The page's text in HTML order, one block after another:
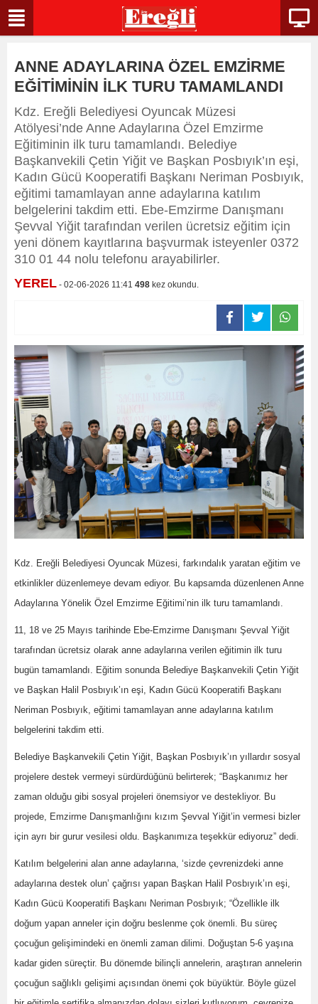
ANNE ADAYLARINA ÖZEL EMZİRME
EĞİTİMİNİN İLK TURU TAMAMLANDI
Kdz. Ereğli Belediyesi Oyuncak Müzesi
Atölyesi’nde Anne Adaylarına Özel Emzirme
Eğitiminin ilk turu tamamlandı. Belediye
Başkanvekili Çetin Yiğit ve Başkan Posbıyık’ın eşi,
Kadın Gücü Kooperatifi Başkanı Neriman Posbıyık,
eğitimi tamamlayan anne adaylarına katılım
belgelerini takdim etti. Ebe-Emzirme Danışmanı
Şevval Yiğit tarafından verilen ücretsiz eğitim için
yeni dönem kayıtlarına başvurmak isteyenler 0372
310 01 44 nolu telefonu arayabilirler.
YEREL - 02-06-2026 11:41 498 kez okundu.
Kdz. Ereğli Belediyesi Oyuncak Müzesi, farkındalık yaratan eğitim ve
etkinlikler düzenlemeye devam ediyor. Bu kapsamda düzenlenen Anne
Adaylarına Yönelik Özel Emzirme Eğitimi’nin ilk turu tamamlandı.
11, 18 ve 25 Mayıs tarihinde Ebe-Emzirme Danışmanı Şevval Yiğit
tarafından ücretsiz olarak anne adaylarına verilen eğitimin ilk turu
bugün tamamlandı. Eğitim sonunda Belediye Başkanvekili Çetin Yiğit
ve Başkan Halil Posbıyık’ın eşi, Kadın Gücü Kooperatifi Başkanı
Neriman Posbıyık, eğitimi tamamlayan anne adaylarına katılım
belgelerini takdim etti.
Belediye Başkanvekili Çetin Yiğit, Başkan Posbıyık’ın yıllardır sosyal
projelere destek vermeyi sürdürdüğünü belirterek; “Başkanımız her
zaman olduğu gibi sosyal projeleri önemsiyor ve destekliyor. Bu
projede, Emzirme Danışmanlığını kızım Şevval Yiğit’in vermesi bizler
için ayrı bir gurur vesilesi oldu. Başkanımıza teşekkür ediyoruz” dedi.
Katılım belgelerini alan anne adaylarına, ‘sizde çevrenizdeki anne
adaylarına destek olun’ çağrısı yapan Başkan Halil Posbıyık’ın eşi,
Kadın Gücü Kooperatifi Başkanı Neriman Posbıyık; “Özellikle ilk
doğum yapan anneler için doğru beslenme çok önemli. Bu süreç
çocuğun gelişimindeki en önemli zaman dilimi. Doğuştan 5-6 yaşına
kadar giden süreçtir. Bu dönemde bilinçli annelerin, araştıran annelerin
çocuğun sağlıklı gelişimi açısından önemi çok büyüktür. Böyle güzel